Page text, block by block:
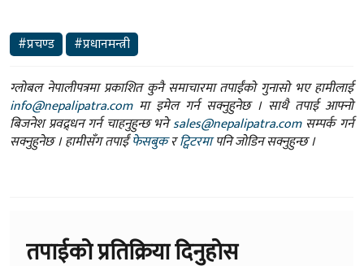
#प्रचण्ड
#प्रधानमन्त्री
ग्लोबल नेपालीपत्रमा प्रकाशित कुनै समाचारमा तपाईंको गुनासो भए हामीलाई
info@nepalipatra.comमा इमेल गर्न सक्नुहुनेछ । साथै तपाई आफ्नो
बिजनेश प्रवद्र्धन गर्न चाहनुहुन्छ भनेsales@nepalipatra.comसम्पर्क गर्न
सक्नुहुनेछ । हामीसँग तपाईंफेसबुकरट्विटरमापनि जोडिन सक्नुहुन्छ ।
तपाईको प्रतिक्रिया दिनुहोस